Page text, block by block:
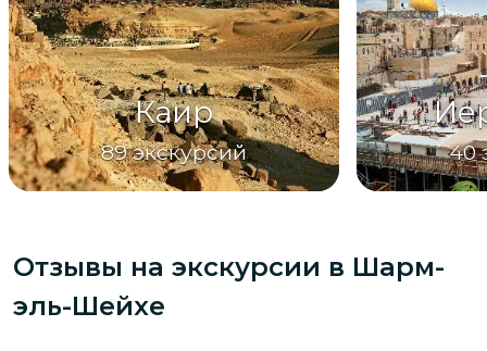
Каир
89 экскурсий 40
Отзывы на экскурсии в Шарм-
эль-Шейхе